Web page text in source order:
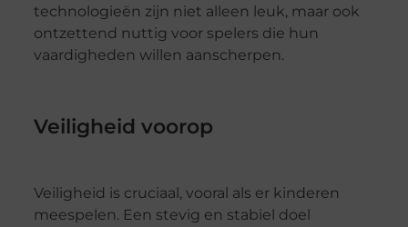
technologieën zijn niet alleen leuk, maar ook
ontzettend nuttig voor spelers die hun
vaardigheden willen aanscherpen.
Veiligheid voorop
Veiligheid is cruciaal, vooral als er kinderen
meespelen. Een stevig en stabiel doel